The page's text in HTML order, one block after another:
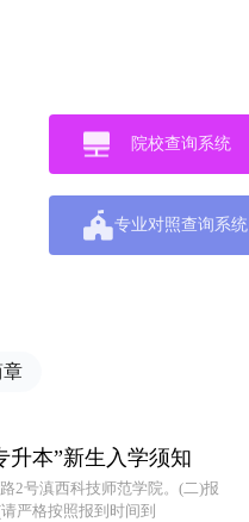
院校查询系统
专业对照查询系统
章
升本”新生入学须知
2号滇西科技师范学院。(二)报
严格按照报到时间到